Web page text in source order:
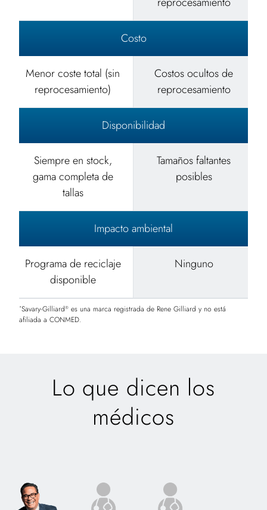
Costo
Menor coste total (sin
reprocesamiento)
Costos ocultos de
reprocesamiento
Disponibilidad
Siempre en stock,
gama completa de
tallas
Tamaños faltantes
posibles
Impacto ambiental
Programa de reciclaje
disponible
Ninguno
*Savary-Gilliard® es una marca registrada de Rene Gilliard y no está
afiliada a CONMED.
Lo que dicen los
médicos